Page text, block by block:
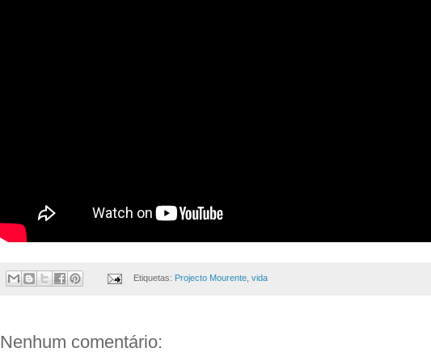
Etiquetas: Projecto Mourente, vida
Nenhum comentário: